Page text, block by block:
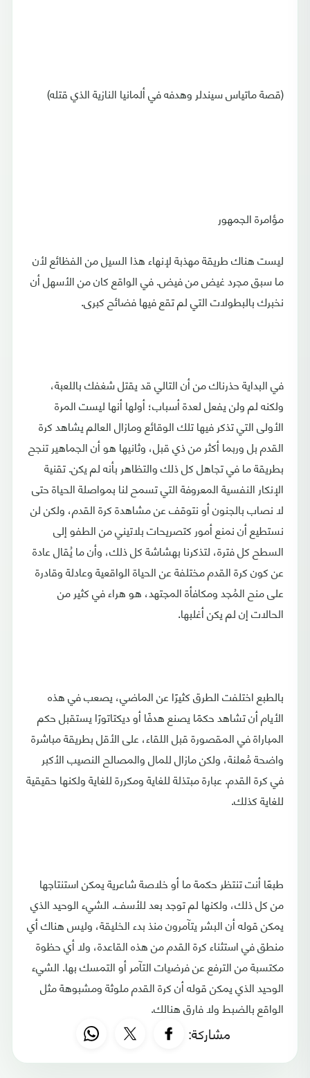
(قصة ماتياس سيندلر وهدفه في ألمانيا النازية الذي قتله)
مؤامرة الجمهور
ليست هناك طريقة مهذبة لإنهاء هذا السيل من الفظائع لأن
ما سبق مجرد غيض من فيض. في الواقع كان من الأسهل أن
نخبرك بالبطولات التي لم تقع فيها فضائح كبرى.
في البداية حذرناك من أن التالي قد يقتل شغفك باللعبة،
ولكنه لم ولن يفعل لعدة أسباب؛ أولها أنها ليست المرة
الأولى التي تذكر فيها تلك الوقائع ومازال العالم يشاهد كرة
القدم بل وربما أكثر من ذي قبل، وثانيها هو أن الجماهير تنجح
بطريقة ما في تجاهل كل ذلك والتظاهر بأنه لم يكن. تقنية
الإنكار النفسية المعروفة التي تسمح لنا بمواصلة الحياة حتى
لا نصاب بالجنون أو نتوقف عن مشاهدة كرة القدم، ولكن لن
نستطيع أن نمنع أمور كتصريحات بلاتيني من الطفو إلى
السطح كل فترة، لتذكرنا بهشاشة كل ذلك، وأن ما يُقال عادة
عن كون كرة القدم مختلفة عن الحياة الواقعية وعادلة وقادرة
على منح المُجد ومكافأة المجتهد، هو هراء في كثير من
الحالات إن لم يكن أغلبها.
بالطبع اختلفت الطرق كثيرًا عن الماضي، يصعب في هذه
الأيام أن تشاهد حكمًا يصنع هدفًا أو ديكتاتورًا يستقبل حكم
المباراة في المقصورة قبل اللقاء، على الأقل بطريقة مباشرة
واضحة مُعلنة، ولكن مازال للمال والمصالح النصيب الأكبر
في كرة القدم. عبارة مبتذلة للغاية ومكررة للغاية ولكنها حقيقية
للغاية كذلك.
طبعًا أنت تنتظر حكمة ما أو خلاصة شاعرية يمكن استنتاجها
من كل ذلك، ولكنها لم توجد بعد للأسف. الشيء الوحيد الذي
يمكن قوله أن البشر يتآمرون منذ بدء الخليقة، وليس هناك أي
منطق في استثناء كرة القدم من هذه القاعدة، ولا أي حظوة
مكتسبة من الترفع عن فرضيات التآمر أو التمسك بها. الشيء
الوحيد الذي يمكن قوله أن كرة القدم ملوثة ومشبوهة مثل
الواقع بالضبط ولا فارق هنالك.
مشاركة: